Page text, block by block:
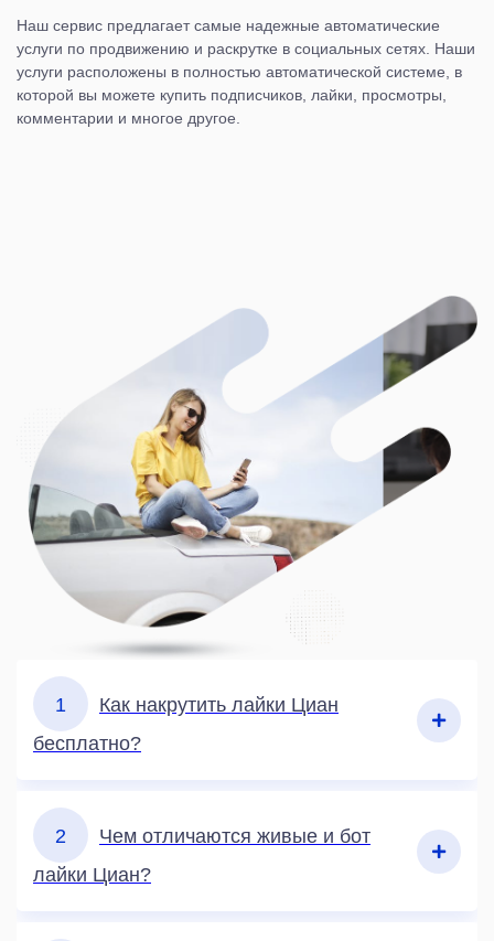
Наш сервис предлагает самые надежные автоматические
услуги по продвижению и раскрутке в социальных сетях. Наши
услуги расположены в полностью автоматической системе, в
которой вы можете купить подписчиков, лайки, просмотры,
комментарии и многое другое.
1
Как накрутить лайки Циан
бесплатно?
2
Чем отличаются живые и бот
лайки Циан?